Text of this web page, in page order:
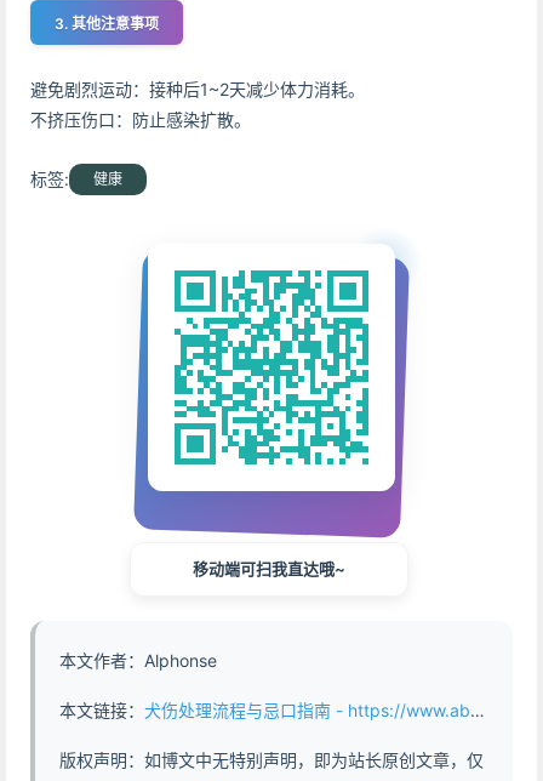
3. 其他注意事项
避免剧烈运动：接种后1~2天减少体力消耗。
不挤压伤口：防止感染扩散。
标签: 健康
移动端可扫我直达哦~
本文作者：Alphonse
本文链接： 犬伤处理流程与忌口指南 - https://www.abddb.com/1204.html
版权声明：如博文中无特别声明，即为站长原创文章，仅